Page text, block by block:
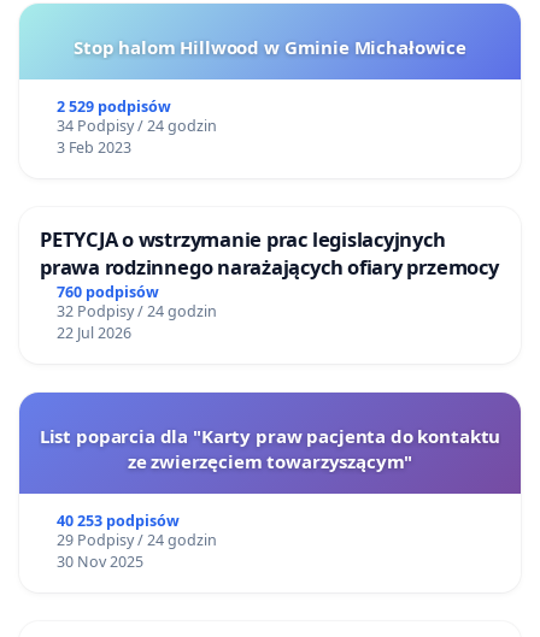
Stop halom Hillwood w Gminie Michałowice
2 529 podpisów
34 Podpisy / 24 godzin
3 Feb 2023
PETYCJA o wstrzymanie prac legislacyjnych
prawa rodzinnego narażających ofiary przemocy
760 podpisów
32 Podpisy / 24 godzin
22 Jul 2026
List poparcia dla "Karty praw pacjenta do kontaktu
ze zwierzęciem towarzyszącym"
40 253 podpisów
29 Podpisy / 24 godzin
30 Nov 2025